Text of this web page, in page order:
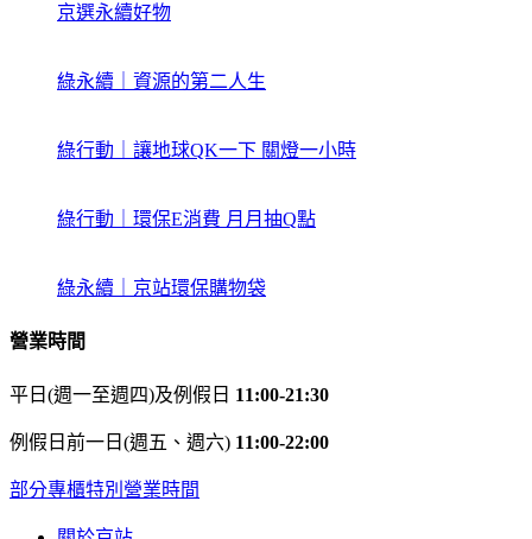
京選永續好物
綠永續｜資源的第二人生
綠行動｜讓地球QK一下 關燈一小時
綠行動｜環保E消費 月月抽Q點
綠永續｜京站環保購物袋
營業時間
平日(週一至週四)及例假日 11:00-21:30
例假日前一日(週五、週六) 11:00-22:00
部分專櫃特別營業時間